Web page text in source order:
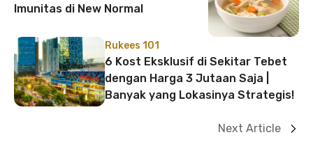
Imunitas di New Normal
Rukees 101
6 Kost Eksklusif di Sekitar Tebet
dengan Harga 3 Jutaan Saja |
Banyak yang Lokasinya Strategis!
Next Article